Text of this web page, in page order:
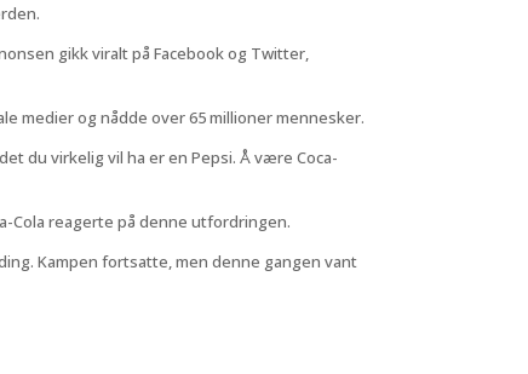
gikk viralt på Facebook og Twitter,
medier og nådde over 65 millioner mennesker.
du virkelig vil ha er en Pepsi. Å være Coca-
Cola reagerte på denne utfordringen.
Kampen fortsatte, men denne gangen vant